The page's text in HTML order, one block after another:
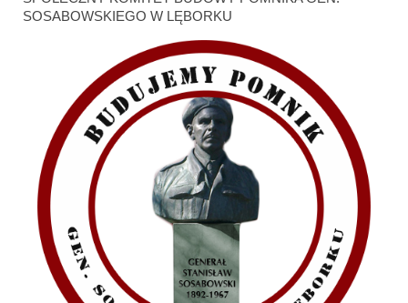
SOSABOWSKIEGO W LĘBORKU